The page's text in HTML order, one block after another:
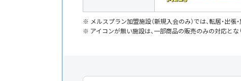
メルスプラン加盟施設（新規入会のみ）では、転居・出
アイコンが無い施設は、一部商品の販売のみの対応とな